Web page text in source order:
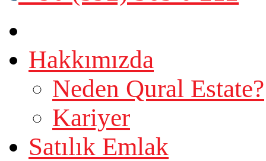
Hakkımızda
Neden Qural Estate?
Kariyer
Satılık Emlak